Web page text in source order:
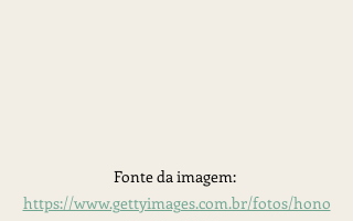
Fonte da imagem:
https://www.gettyimages.com.br/fotos/hono